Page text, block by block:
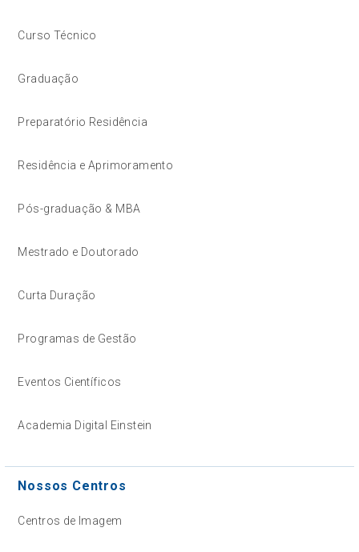
Curso Técnico
Graduação
Preparatório Residência
Residência e Aprimoramento
Pós-graduação & MBA
Mestrado e Doutorado
Curta Duração
Programas de Gestão
Eventos Científicos
Academia Digital Einstein
Nossos Centros
Centros de Imagem